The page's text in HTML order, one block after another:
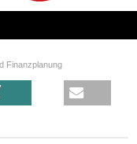
Finanzplanung